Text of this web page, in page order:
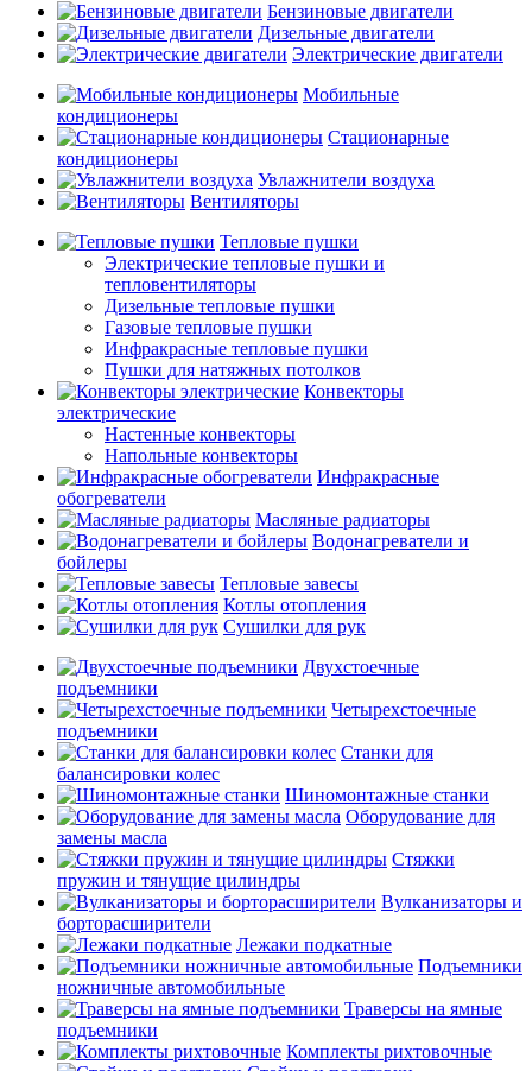
Бензиновые двигатели
Дизельные двигатели
Электрические двигатели
Мобильные
кондиционеры
Стационарные
кондиционеры
Увлажнители воздуха
Вентиляторы
Тепловые пушки
Электрические тепловые пушки и
тепловентиляторы
Дизельные тепловые пушки
Газовые тепловые пушки
Инфракрасные тепловые пушки
Пушки для натяжных потолков
Конвекторы
электрические
Настенные конвекторы
Напольные конвекторы
Инфракрасные
обогреватели
Масляные радиаторы
Водонагреватели и
бойлеры
Тепловые завесы
Котлы отопления
Сушилки для рук
Двухстоечные
подъемники
Четырехстоечные
подъемники
Станки для
балансировки колес
Шиномонтажные станки
Оборудование для
замены масла
Стяжки
пружин и тянущие цилиндры
Вулканизаторы и
борторасширители
Лежаки подкатные
Подъемники
ножничные автомобильные
Траверсы на ямные
подъемники
Комплекты рихтовочные